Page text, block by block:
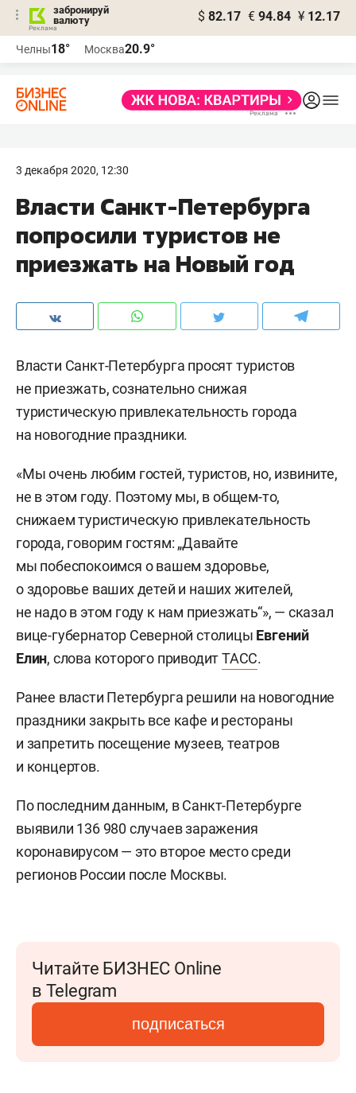
забронируй
валюту
$ 82.17 € 94.84 ¥ 12.17
Челны18° Москва20.9°
3 декабря 2020, 12:30
Власти Санкт-Петербурга
попросили туристов не
приезжать на Новый год
Власти Санкт-Петербурга просят туристов
не приезжать, сознательно снижая
туристическую привлекательность города
на новогодние праздники.
«Мы очень любим гостей, туристов, но, извините,
не в этом году. Поэтому мы, в общем-то,
снижаем туристическую привлекательность
города, говорим гостям: „Давайте
мы побеспокоимся о вашем здоровье,
о здоровье ваших детей и наших жителей,
не надо в этом году к нам приезжать“», — сказал
вице-губернатор Северной столицы Евгений
Елин, слова которого приводитТАСС.
Ранее власти Петербурга решили на новогодние
праздники закрыть все кафе и рестораны
и запретить посещение музеев, театров
и концертов.
По последним данным, в Санкт-Петербурге
выявили 136 980 случаев заражения
коронавирусом — это второе место среди
регионов России после Москвы.
Читайте БИЗНЕС Online
в Telegram
подписаться